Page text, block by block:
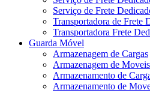
Serviço de Frete
Transportadora de Frete
Transportadora Frete
Guarda Móvel
Armazenagem de Cargas
Armazenagem de Moveis
Armazenamento de
Armazenamento de